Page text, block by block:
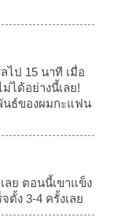
ไป 15 นาที เมื่อ
ได้อย่างนี้เลย!
ธ์ของผมกะแฟน
เลย ตอนนี้เขาแข็ง
ตั้ง 3-4 ครั้งเลย